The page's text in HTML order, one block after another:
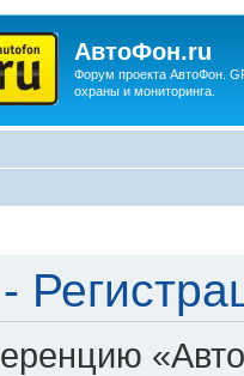
АвтоФон.ru
Форум проекта АвтоФон.
охраны и мониторинга.